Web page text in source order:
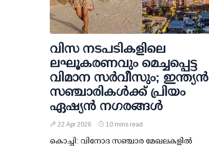
വിസ നടപടികളിലെ
ലഘൂകരണവും മെച്ചപ്പെട്ട
വിമാന സര്‍വീസും; ഇന്ത്യന്‍
സഞ്ചാരികള്‍ക്ക് പ്രിയം
ഏഷ്യന്‍ നഗരങ്ങള്‍
22 Apr 2026 10 mins read
കൊച്ചി: വിനോദ സഞ്ചാര മേഖലകളില്‍